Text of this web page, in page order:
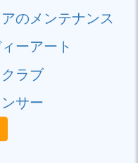
のメンテナンス
ーアート
ラブ
サー